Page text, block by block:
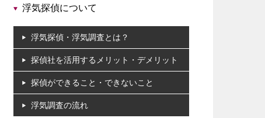
浮気探偵について
浮気探偵・浮気調査とは？
探偵社を活用するメリット・デメリット
探偵ができること・できないこと
浮気調査の流れ